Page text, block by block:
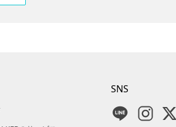
SNS